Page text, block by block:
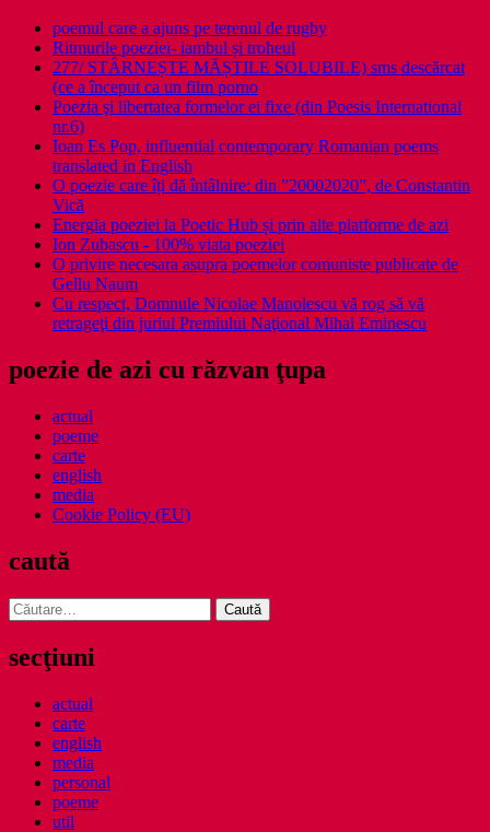
poemul care a ajuns pe terenul de rugby
Ritmurile poeziei- iambul și troheul
277/ STÂRNEȘTE MĂȘTILE SOLUBILE) sms descărcat
(ce a început ca un film porno
Poezia şi libertatea formelor ei fixe (din Poesis International
nr.6)
Ioan Es Pop, influential contemporary Romanian poems
translated in English
O poezie care îți dă întâlnire: din ”20002020”, de Constantin
Vică
Energia poeziei la Poetic Hub și prin alte platforme de azi
Ion Zubascu - 100% viata poeziei
O privire necesara asupra poemelor comuniste publicate de
Gellu Naum
Cu respect, Domnule Nicolae Manolescu vă rog să vă
retrageţi din juriul Premiului Naţional Mihai Eminescu
poezie de azi cu răzvan ţupa
actual
poeme
carte
english
media
Cookie Policy (EU)
caută
Caută
după:
secţiuni
actual
carte
english
media
personal
poeme
util